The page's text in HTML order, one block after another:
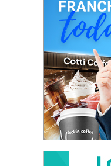
ปรึกษา
การ
ลงทุน
และ
ขยาย